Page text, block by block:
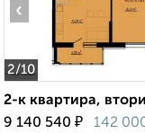
2/10
‹
2-к квартира,
9 140 540 ₽ 142